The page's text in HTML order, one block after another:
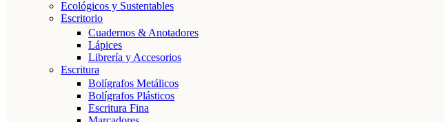
Ecológicos y Sustentables
Escritorio
Cuadernos & Anotadores
Lápices
Librería y Accesorios
Escritura
Bolígrafos Metálicos
Bolígrafos Plásticos
Escritura Fina